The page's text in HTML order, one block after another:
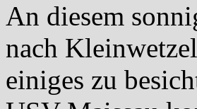
An diesem
nach
einiges zu